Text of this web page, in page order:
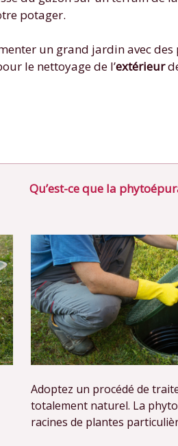
potager.
un grand jardin avec des
le nettoyage de l’extérieur
Qu’est-ce que la
Adoptez un procédé de
totalement naturel. La
racines de plantes